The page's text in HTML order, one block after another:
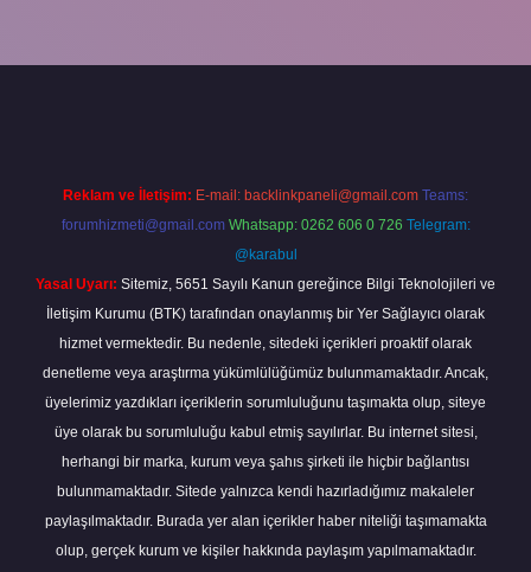
Reklam ve İletişim: E-mail: backlinkpaneli@gmail.com Teams:
forumhizmeti@gmail.com Whatsapp: 0262 606 0 726 Telegram:
@karabul
Yasal Uyarı: Sitemiz, 5651 Sayılı Kanun gereğince Bilgi Teknolojileri ve
İletişim Kurumu (BTK) tarafından onaylanmış bir Yer Sağlayıcı olarak
hizmet vermektedir. Bu nedenle, sitedeki içerikleri proaktif olarak
denetleme veya araştırma yükümlülüğümüz bulunmamaktadır. Ancak,
üyelerimiz yazdıkları içeriklerin sorumluluğunu taşımakta olup, siteye
üye olarak bu sorumluluğu kabul etmiş sayılırlar. Bu internet sitesi,
herhangi bir marka, kurum veya şahıs şirketi ile hiçbir bağlantısı
bulunmamaktadır. Sitede yalnızca kendi hazırladığımız makaleler
paylaşılmaktadır. Burada yer alan içerikler haber niteliği taşımamakta
olup, gerçek kurum ve kişiler hakkında paylaşım yapılmamaktadır.